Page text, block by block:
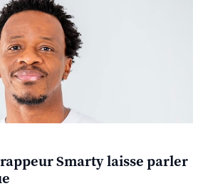
Smarty laisse parler